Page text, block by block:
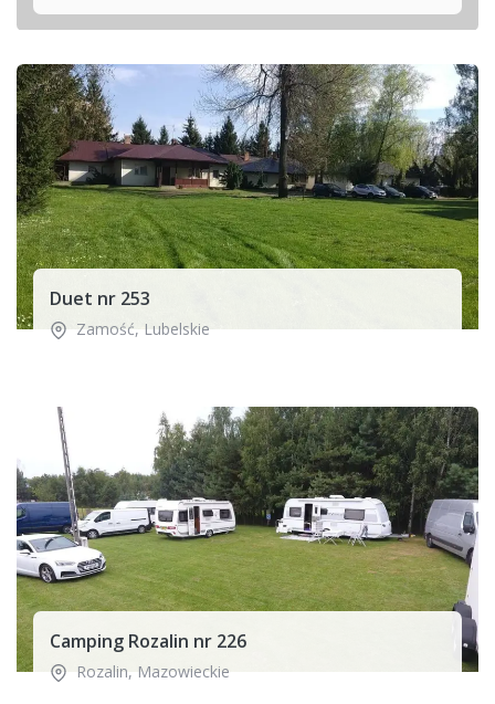
Duet nr 253
Zamość,Lubelskie
Camping Rozalin nr 226
Rozalin, Mazowieckie